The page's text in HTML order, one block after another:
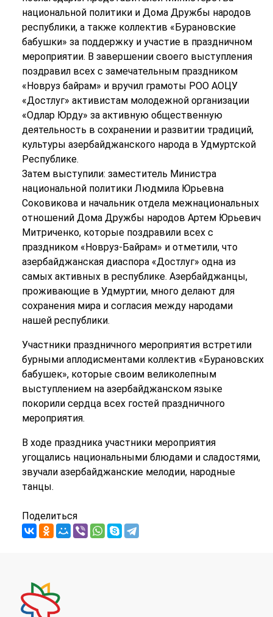
национальной политики и Дома Дружбы народов
республики, а также коллектив «Бурановские
бабушки» за поддержку и участие в праздничном
мероприятии. В завершении своего выступления
поздравил всех с замечательным праздником
«Новруз байрам» и вручил грамоты РОО АОЦУ
«Достлуг» активистам молодежной организации
«Одлар Юрду» за активную общественную
деятельность в сохранении и развитии традиций,
культуры азербайджанского народа в Удмуртской
Республике.
Затем выступили: заместитель Министра
национальной политики Людмила Юрьевна
Соковикова и начальник отдела межнациональных
отношений Дома Дружбы народов Артем Юрьевич
Митриченко, которые поздравили всех с
праздником «Новруз-Байрам» и отметили, что
азербайджанская диаспора «Достлуг» одна из
самых активных в республике. Азербайджанцы,
проживающие в Удмуртии, много делают для
сохранения мира и согласия между народами
нашей республики.
Участники праздничного мероприятия встретили
бурными аплодисментами коллектив «Бурановских
бабушек», которые своим великолепным
выступлением на азербайджанском языке
покорили сердца всех гостей праздничного
мероприятия.
В ходе праздника участники мероприятия
угощались национальными блюдами и сладостями,
звучали азербайджанские мелодии, народные
танцы.
Поделиться